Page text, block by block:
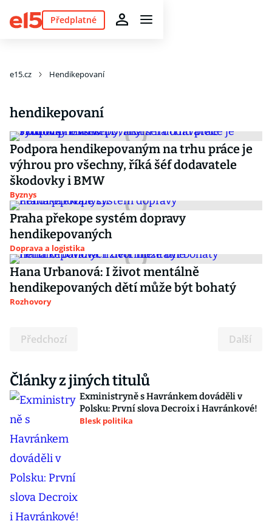
Předplatné
e15.cz Hendikepovaní
hendikepovaní
Podpora hendikepovaným na trhu práce je
výhrou pro všechny, říká šéf dodavatele
škodovky i BMW
Byznys
Praha překope systém dopravy
hendikepovaných
Doprava a logistika
Hana Urbanová: I život mentálně
hendikepovaných dětí může být bohatý
Rozhovory
Předchozí Další
Články z jiných titulů
Exministryně s Havránkem dováděli v
Polsku: První slova Decroix i Havránkové!
Blesk politika